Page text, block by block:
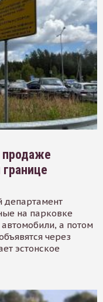
продаже
департамент
на парковке
а потом
через
эстонское